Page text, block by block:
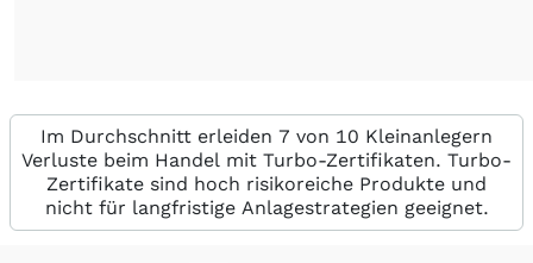
Im Durchschnitt erleiden 7 von 10 Kleinanlegern
Verluste beim Handel mit Turbo-Zertifikaten. Turbo-
Zertifikate sind hoch risikoreiche Produkte und
nicht für langfristige Anlagestrategien geeignet.